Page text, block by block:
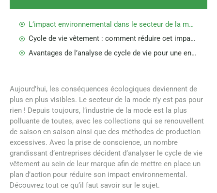
L’impact environnemental dans le secteur de la mode
Cycle de vie vêtement : comment réduire cet impact sur l’environnement ?
Avantages de l’analyse de cycle de vie pour une entreprise
Aujourd’hui, les conséquences écologiques deviennent de
plus en plus visibles. Le secteur de la mode n’y est pas pour
rien ! Depuis toujours, l’industrie de la mode est la plus
polluante de toutes, avec les collections qui se renouvellent
de saison en saison ainsi que des méthodes de production
excessives. Avec la prise de conscience, un nombre
grandissant d’entreprises décident d’analyser le cycle de vie
vêtement au sein de leur marque afin de mettre en place un
plan d’action pour réduire son impact environnemental.
Découvrez tout ce qu’il faut savoir sur le sujet.